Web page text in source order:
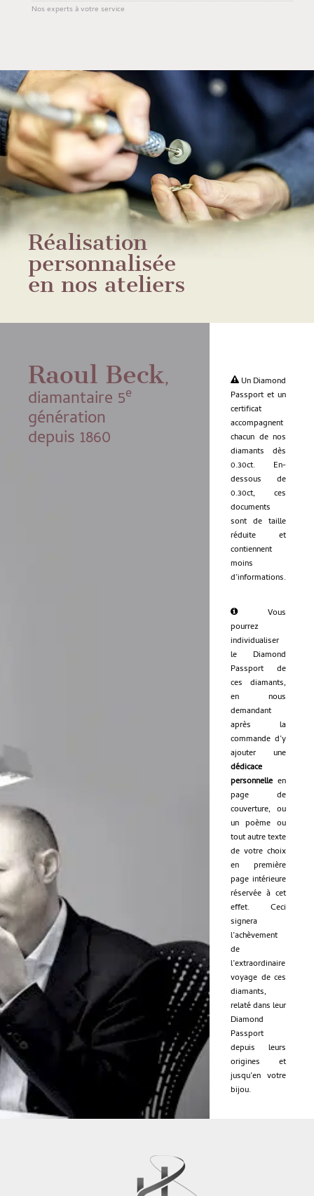
Nos experts à votre service
Réalisation
personnalisée
en nos ateliers
Raoul Beck,
diamantaire 5e
génération
depuis 1860
Un Diamond
Passport et un
certificat
accompagnent
chacun de nos
diamants dès
0.30ct. En-
dessous de
0.30ct, ces
documents
sont de taille
réduite et
contiennent
moins
d’informations.
Vous
pourrez
individualiser
le Diamond
Passport de
ces diamants,
en nous
demandant
après la
commande d’y
ajouter une
dédicace
personnelle en
page de
couverture, ou
un poème ou
tout autre texte
de votre choix
en première
page intérieure
réservée à cet
effet. Ceci
signera
l’achèvement
de
l’extraordinaire
voyage de ces
diamants,
relaté dans leur
Diamond
Passport
depuis leurs
origines et
jusqu’en votre
bijou.